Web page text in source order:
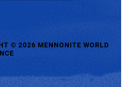
© 2026 MENNONITE WORLD